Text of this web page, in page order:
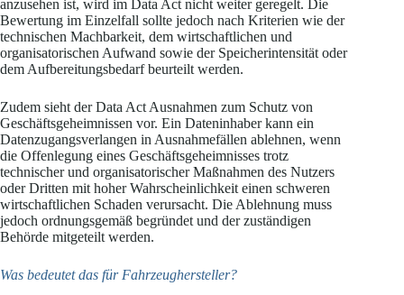
anzusehen ist, wird im Data Act nicht weiter geregelt. Die
Bewertung im Einzelfall sollte jedoch nach Kriterien wie der
technischen Machbarkeit​, dem wirtschaftlichen und
organisatorischen Aufwand​ sowie der Speicherintensität oder
dem Aufbereitungsbedarf beurteilt werden.
Zudem sieht der Data Act Ausnahmen zum Schutz von
Geschäftsgeheimnissen vor. Ein Dateninhaber kann ein
Datenzugangsverlangen in Ausnahmefällen ablehnen, wenn
die Offenlegung eines Geschäftsgeheimnisses trotz
technischer und organisatorischer Maßnahmen des Nutzers
oder Dritten mit hoher Wahrscheinlichkeit einen schweren
wirtschaftlichen Schaden verursacht. Die Ablehnung muss
jedoch ordnungsgemäß begründet und der zuständigen
Behörde mitgeteilt werden.
Was bedeutet das für Fahrzeughersteller?